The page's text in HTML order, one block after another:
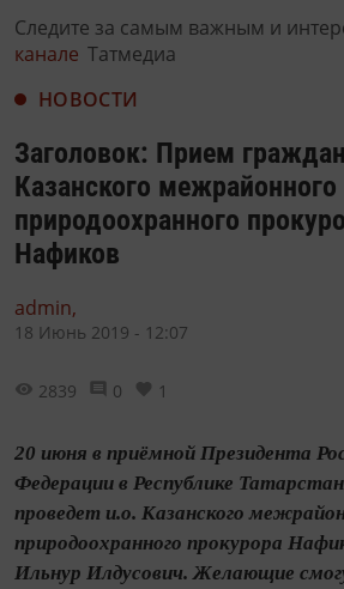
Следите за самым важным и
канале Татмедиа
НОВОСТИ
Заголовок: Прием
Казанского межрайонного
природоохранного
Нафиков
admin,
18 Июнь 2019 - 12:07
2839 0 1
20 июня в приёмной Президента
Федерации в Республике
проведет и.о. Казанского
природоохранного прокурора
Ильнур Илдусович. Желающие